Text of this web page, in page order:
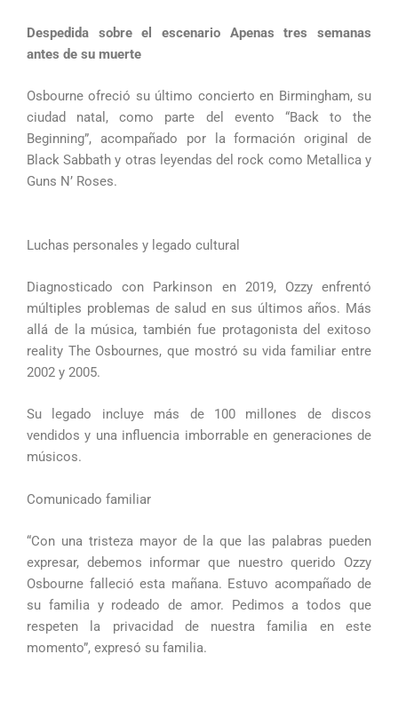
Despedida sobre el escenario Apenas tres semanas
antes de su muerte
Osbourne ofreció su último concierto en Birmingham, su
ciudad natal, como parte del evento “Back to the
Beginning”, acompañado por la formación original de
Black Sabbath y otras leyendas del rock como Metallica y
Guns N’ Roses.
Luchas personales y legado cultural
Diagnosticado con Parkinson en 2019, Ozzy enfrentó
múltiples problemas de salud en sus últimos años. Más
allá de la música, también fue protagonista del exitoso
reality The Osbournes, que mostró su vida familiar entre
2002 y 2005.
Su legado incluye más de 100 millones de discos
vendidos y una influencia imborrable en generaciones de
músicos.
Comunicado familiar
“Con una tristeza mayor de la que las palabras pueden
expresar, debemos informar que nuestro querido Ozzy
Osbourne falleció esta mañana. Estuvo acompañado de
su familia y rodeado de amor. Pedimos a todos que
respeten la privacidad de nuestra familia en este
momento”, expresó su familia.